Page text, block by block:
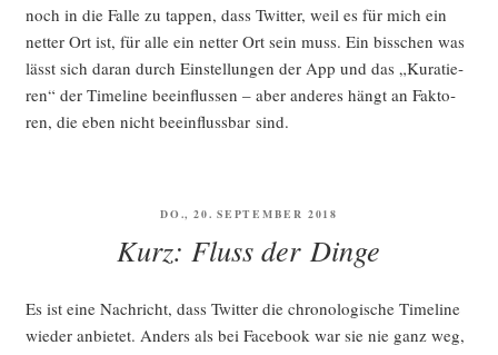
noch in die Fal­le zu tap­pen, dass Twit­ter, weil es für mich ein
net­ter Ort ist, für alle ein net­ter Ort sein muss. Ein biss­chen was
lässt sich dar­an durch Ein­stel­lun­gen der App und das „Kura­tie­
ren“ der Time­line beein­flus­sen – aber ande­res hängt an Fak­to­
ren, die eben nicht beein­fluss­bar sind.
VERÖFFENTLICHT
DO., 20. SEPTEMBER 2018
Kurz: Fluss der Dinge
Es ist eine Nach­richt, dass Twit­ter die chro­no­lo­gi­sche Time­line
wie­der anbie­tet. Anders als bei Face­book war sie nie ganz weg,